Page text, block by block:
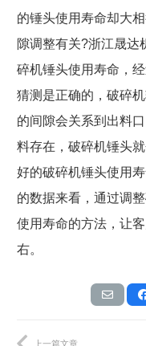
的锤头使用寿命却大
隙调整有关?浙江晟达
碎机锤头使用寿命，
猜测是正确的，破碎
的间隙会关系到出料
料存在，破碎机锤头
好的破碎机锤头使用
的数据来看，通过调
使用寿命的方法，让
右。
上一篇文章